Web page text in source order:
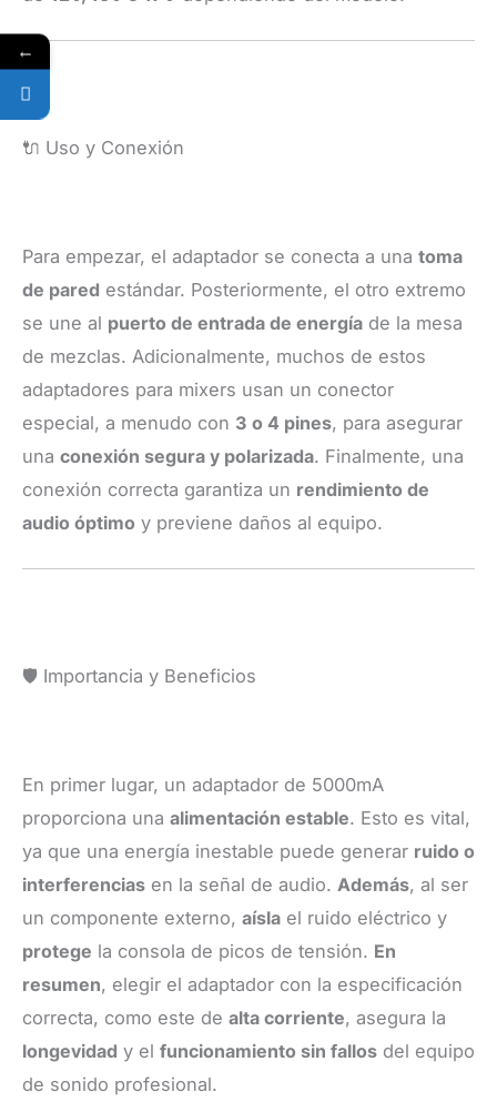
🔌 Uso y Conexión
Para empezar, el adaptador se conecta a una toma
de pared estándar. Posteriormente, el otro extremo
se une al puerto de entrada de energía de la mesa
de mezclas. Adicionalmente, muchos de estos
adaptadores para mixers usan un conector
especial, a menudo con 3 o 4 pines, para asegurar
una conexión segura y polarizada. Finalmente, una
conexión correcta garantiza un rendimiento de
audio óptimo y previene daños al equipo.
🛡️ Importancia y Beneficios
En primer lugar, un adaptador de 5000mA
proporciona una alimentación estable. Esto es vital,
ya que una energía inestable puede generar ruido o
interferencias en la señal de audio. Además, al ser
un componente externo, aísla el ruido eléctrico y
protege la consola de picos de tensión. En
resumen, elegir el adaptador con la especificación
correcta, como este de alta corriente, asegura la
longevidad y el funcionamiento sin fallos del equipo
de sonido profesional.
←